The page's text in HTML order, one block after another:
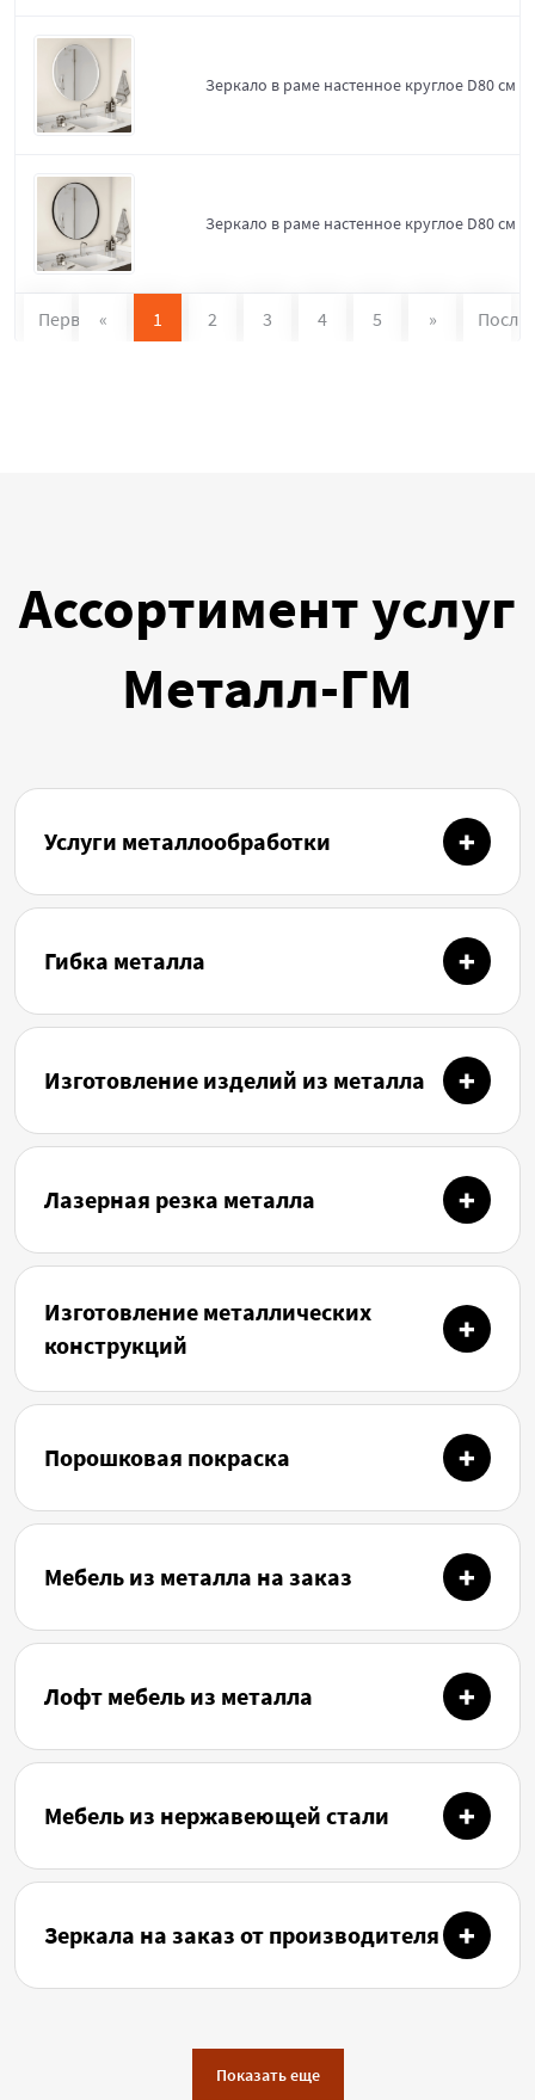
Зеркало в раме настенное круглое D80 см
Зеркало в раме настенное круглое D80 см
Первая « 1 2 3 4 5 »
Ассортимент услуг
Металл-ГМ
Услуги металлообработки
Гибка металла
Изготовление изделий из металла
Лазерная резка металла
Изготовление металлических
конструкций
Порошковая покраска
Мебель из металла на заказ
Лофт мебель из металла
Мебель из нержавеющей стали
Зеркала на заказ от производителя
Показать еще